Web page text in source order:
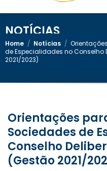
NOTÍCIAS
Home / Notícias /
de Especialidades no Conselho
2021/2023)
Orientações para a eleição das
Sociedades de
Conselho
(Gestão 2021/